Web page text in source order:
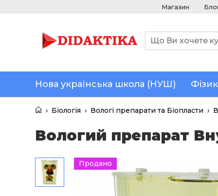
Магазин
Нова українська школа (НУШ)
› Біологія › Вологі препарати та Біопласти ›
Вологий препарат
Продано